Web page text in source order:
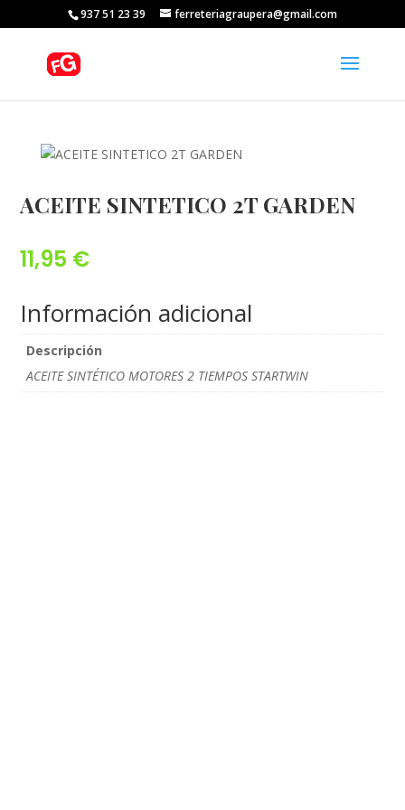
937 51 23 39 ferreteriagraupera@gmail.com
ACEITE SINTETICO 2T GARDEN
11,95 €
Información adicional
Descripción
ACEITE SINTÉTICO MOTORES 2 TIEMPOS STARTWIN